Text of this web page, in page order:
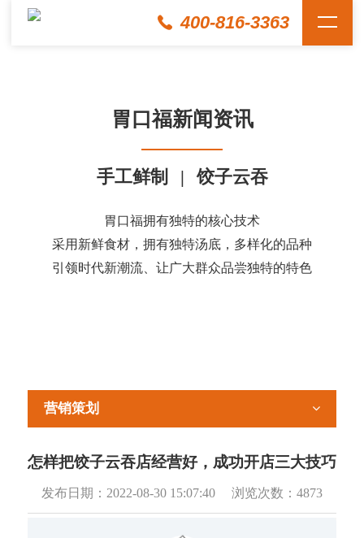
400-816-3363
胃口福新闻资讯
手工鲜制 | 饺子云吞
胃口福拥有独特的核心技术
采用新鲜食材，拥有独特汤底，多样化的品种
引领时代新潮流、让广大群众品尝独特的特色
营销策划
怎样把饺子云吞店经营好，成功开店三大技巧
发布日期： 2022-08-30 15:07:40 浏览次数： 4873